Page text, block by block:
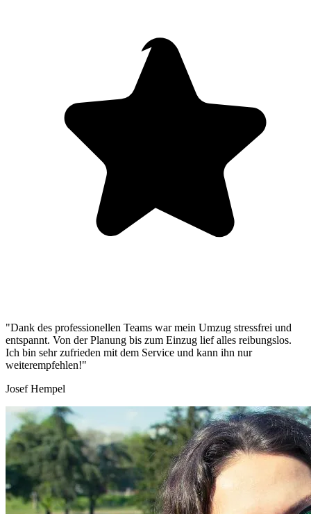
"Dank des professionellen Teams war mein Umzug stressfrei und
entspannt. Von der Planung bis zum Einzug lief alles reibungslos.
Ich bin sehr zufrieden mit dem Service und kann ihn nur
weiterempfehlen!"
Josef Hempel